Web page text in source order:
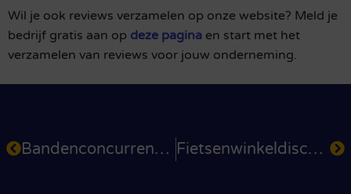
Wil je ook reviews verzamelen op onze website? Meld je
bedrijf gratis aan op deze pagina en start met het
verzamelen van reviews voor jouw onderneming.
Bandenconcurrent.nl Fietsenwinkeldiscounter